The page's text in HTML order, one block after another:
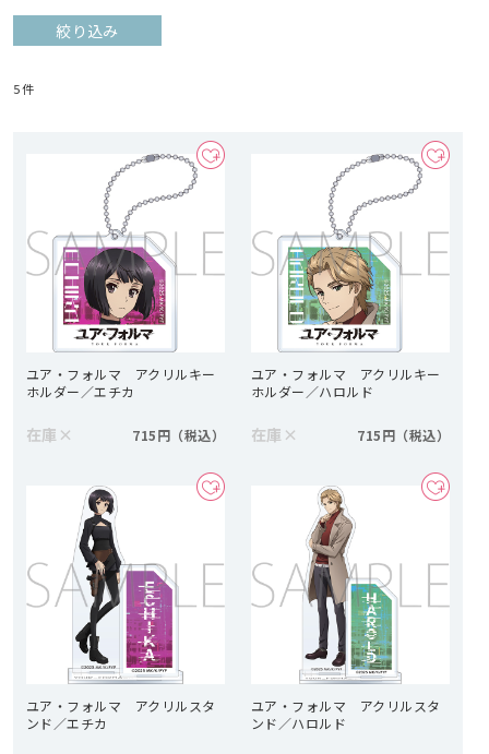
絞り込み
5件
ユア・フォルマ アクリルキー
ホルダー／エチカ
在庫 × 715円
ユア・フォルマ アクリルキー
ホルダー／ハロルド
在庫 × 715円
ユア・フォルマ アクリルスタ
ンド／エチカ
ユア・フォルマ アクリルスタ
ンド／ハロルド